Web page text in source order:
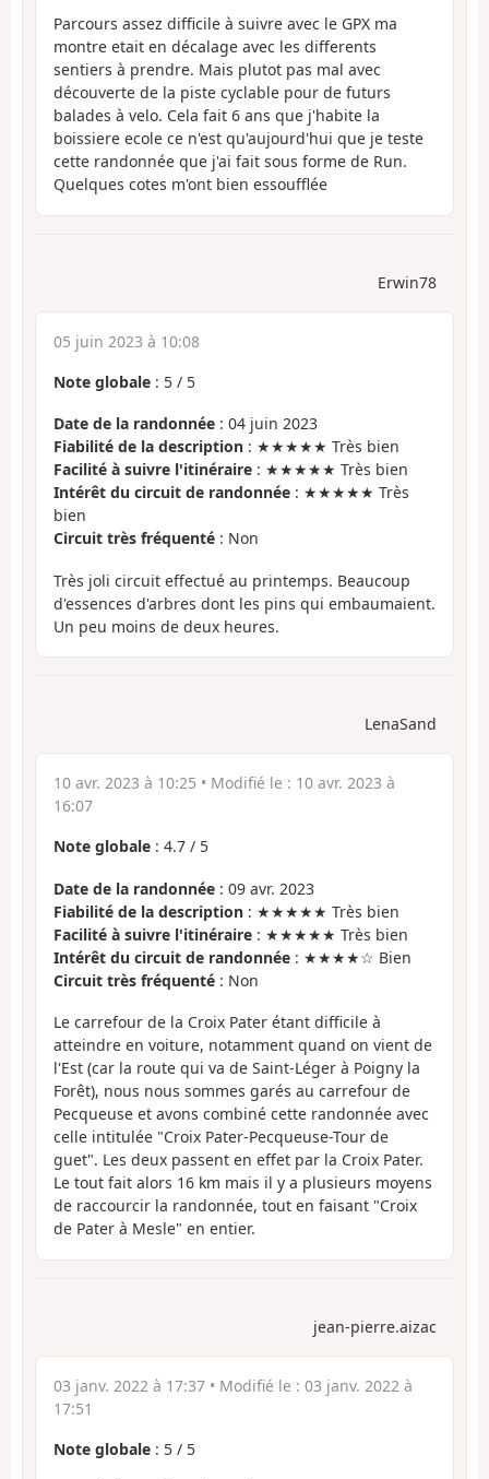
Parcours assez difficile à suivre avec le GPX ma
montre etait en décalage avec les differents
sentiers à prendre. Mais plutot pas mal avec
découverte de la piste cyclable pour de futurs
balades à velo. Cela fait 6 ans que j'habite la
boissiere ecole ce n'est qu'aujourd'hui que je teste
cette randonnée que j'ai fait sous forme de Run.
Quelques cotes m'ont bien essoufflée
Erwin78
05 juin 2023 à 10:08
Note globale : 5 / 5
Date de la randonnée : 04 juin 2023
Fiabilité de la description : ★★★★★ Très bien
Facilité à suivre l'itinéraire : ★★★★★ Très bien
Intérêt du circuit de randonnée : ★★★★★ Très
bien
Circuit très fréquenté : Non
Très joli circuit effectué au printemps. Beaucoup
d'essences d'arbres dont les pins qui embaumaient.
Un peu moins de deux heures.
LenaSand
10 avr. 2023 à 10:25 • Modifié le : 10 avr. 2023 à
16:07
Note globale : 4.7 / 5
Date de la randonnée : 09 avr. 2023
Fiabilité de la description : ★★★★★ Très bien
Facilité à suivre l'itinéraire : ★★★★★ Très bien
Intérêt du circuit de randonnée : ★★★★☆ Bien
Circuit très fréquenté : Non
Le carrefour de la Croix Pater étant difficile à
atteindre en voiture, notamment quand on vient de
l'Est (car la route qui va de Saint-Léger à Poigny la
Forêt), nous nous sommes garés au carrefour de
Pecqueuse et avons combiné cette randonnée avec
celle intitulée "Croix Pater-Pecqueuse-Tour de
guet". Les deux passent en effet par la Croix Pater.
Le tout fait alors 16 km mais il y a plusieurs moyens
de raccourcir la randonnée, tout en faisant "Croix
de Pater à Mesle" en entier.
jean-pierre.aizac
03 janv. 2022 à 17:37 • Modifié le : 03 janv. 2022 à
17:51
Note globale : 5 / 5